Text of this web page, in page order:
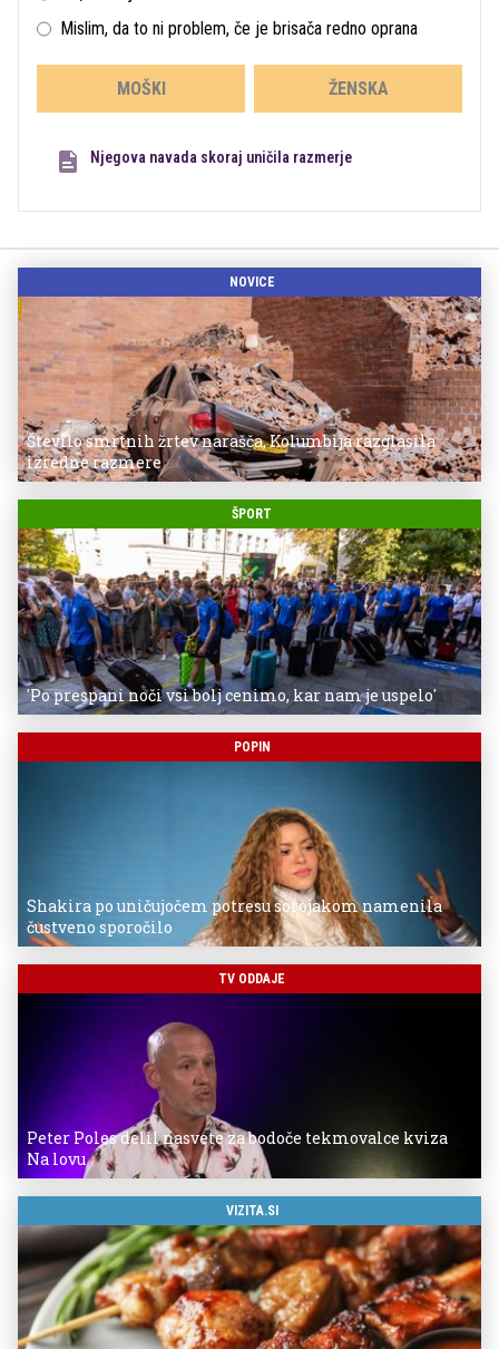
Mislim, da to ni problem, če je brisača redno oprana
MOŠKI ŽENSKA
Njegova navada skoraj uničila razmerje
NOVICE
Število smrtnih žrtev narašča, Kolumbija razglasila
izredne razmere
ŠPORT
'Po prespani noči vsi bolj cenimo, kar nam je uspelo'
POPIN
Shakira po uničujočem potresu sorojakom namenila
čustveno sporočilo
TV ODDAJE
Peter Poles delil nasvete za bodoče tekmovalce kviza
Na lovu
VIZITA.SI